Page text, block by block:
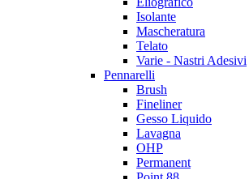
Isolante
Mascheratura
Telato
Varie - Nastri Adesivi
Pennarelli
Brush
Fineliner
Gesso Liquido
Lavagna
OHP
Permanent